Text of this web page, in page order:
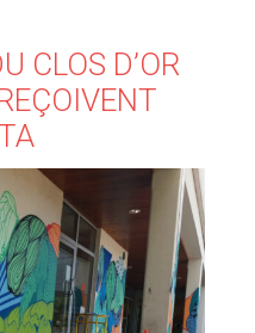
CLOS D’OR